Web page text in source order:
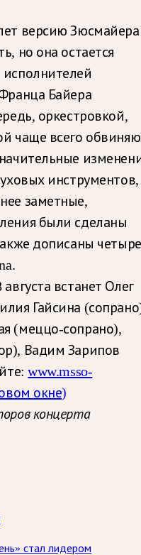
версию Зюсмайера
но она остается
Байера
оркестровкой,
чаще всего
инструментов,
заметные,
были сделаны
дописаны четыре
встанет Олег
Гайсина
(меццо-сопрано),
Вадим Зарипов
www.msso-
окне)
концерта
стал лидером